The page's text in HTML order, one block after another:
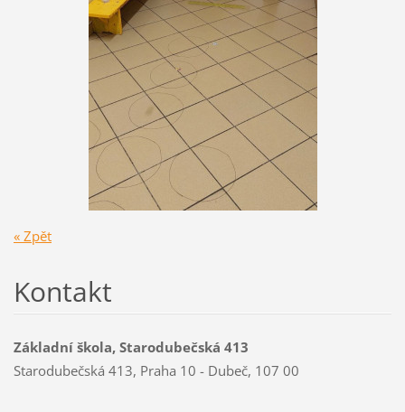
« Zpět
Kontakt
Základní škola, Starodubečská 413
Starodubečská 413, Praha 10 - Dubeč, 107 00